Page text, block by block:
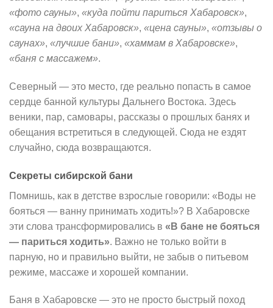
«фото сауны», «куда пойти париться Хабаровск»,
«сауна на двоих Хабаровск», «цена сауны», «отзывы о
саунах», «лучшие бани», «хаммам в Хабаровске»,
«баня с массажем».
Северный — это место, где реально попасть в самое
сердце банной культуры Дальнего Востока. Здесь
веники, пар, самовары, рассказы о прошлых банях и
обещания встретиться в следующей. Сюда не ездят
случайно, сюда возвращаются.
Секреты сибирской бани
Помнишь, как в детстве взрослые говорили: «Воды не
бояться — ванну принимать ходить!»? В Хабаровске
эти слова трансформировались в «В бане не бояться
— париться ходить». Важно не только войти в
парную, но и правильно выйти, не забыв о питьевом
режиме, массаже и хорошей компании.
Баня в Хабаровске — это не просто быстрый поход